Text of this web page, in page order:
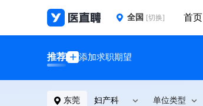
全国 [切换] 首页
推荐 添加求职期望
东莞 妇产科 单位类型